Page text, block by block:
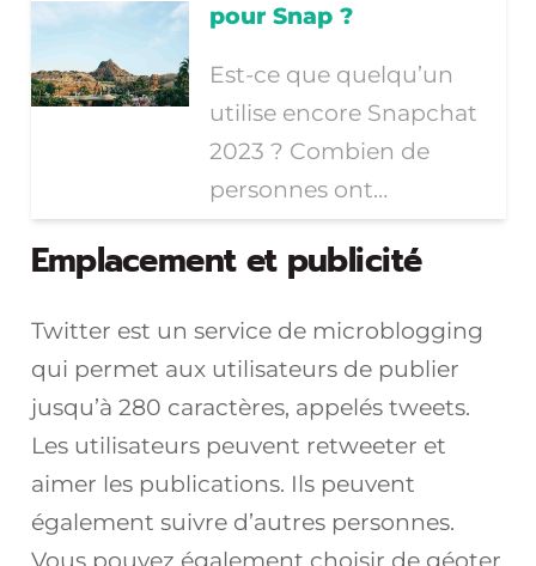
pour Snap ?
Est-ce que quelqu’un
utilise encore Snapchat
2023 ? Combien de
personnes ont…
Emplacement et publicité
Twitter est un service de microblogging
qui permet aux utilisateurs de publier
jusqu’à 280 caractères, appelés tweets.
Les utilisateurs peuvent retweeter et
aimer les publications. Ils peuvent
également suivre d’autres personnes.
Vous pouvez également choisir de géoter